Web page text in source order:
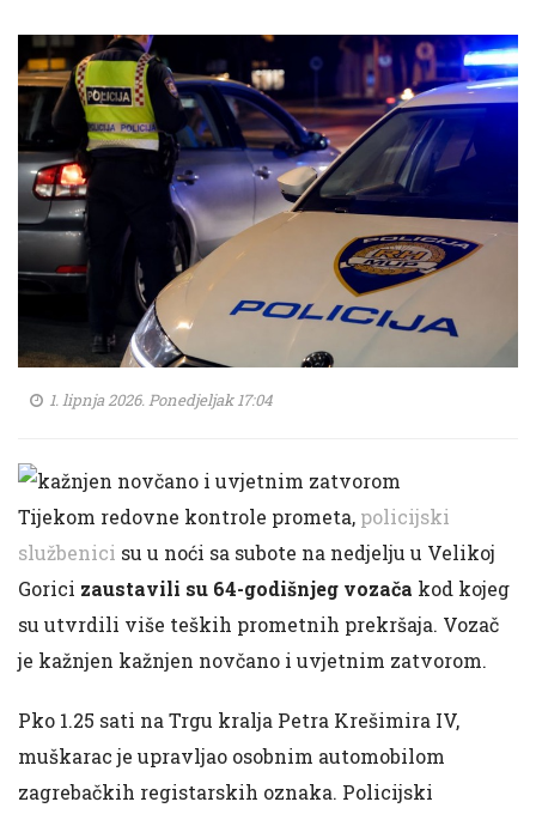
1. lipnja 2026. Ponedjeljak 17:04
Tijekom redovne kontrole prometa, policijski
službenici su u noći sa subote na nedjelju u Velikoj
Gorici zaustavili su 64-godišnjeg vozača kod kojeg
su utvrdili više teških prometnih prekršaja. Vozač
je kažnjen kažnjen novčano i uvjetnim zatvorom.
Pko 1.25 sati na Trgu kralja Petra Krešimira IV,
muškarac je upravljao osobnim automobilom
zagrebačkih registarskih oznaka. Policijski